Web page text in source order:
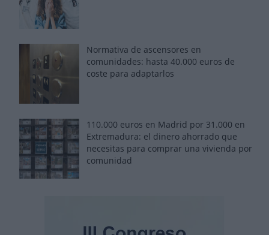
Normativa de ascensores en
comunidades: hasta 40.000 euros de
coste para adaptarlos
110.000 euros en Madrid por 31.000 en
Extremadura: el dinero ahorrado que
necesitas para comprar una vivienda por
comunidad